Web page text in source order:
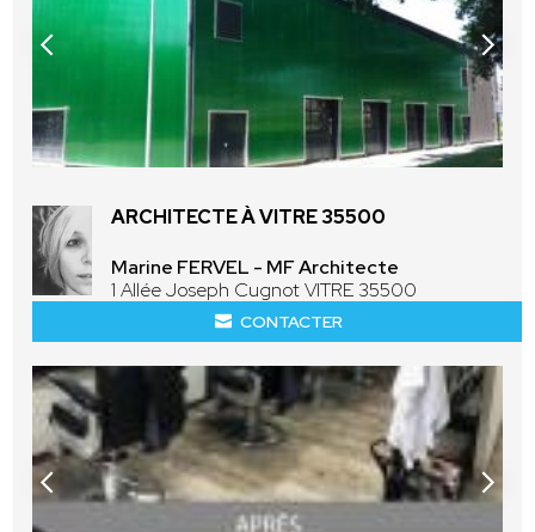
ARCHITECTE À VITRE 35500
Marine FERVEL - MF Architecte
1 Allée Joseph Cugnot VITRE 35500
CONTACTER